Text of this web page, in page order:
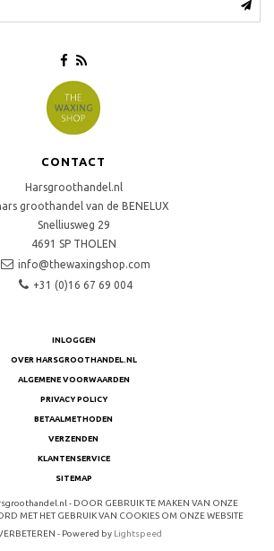
CONTACT
Harsgroothandel.nl
groothandel van de BENELUX
Snelliusweg 29
4691 SP THOLEN
info@thewaxingshop.com
+31 (0)16 67 69 004
INLOGGEN
OVER HARSGROOTHANDEL.NL
ALGEMENE VOORWAARDEN
PRIVACY POLICY
BETAALMETHODEN
VERZENDEN
KLANTENSERVICE
SITEMAP
- DOOR GEBRUIK TE MAKEN VAN ONZE
MET HET GEBRUIK VAN COOKIES OM ONZE WEBSITE
- Powered by Lightspeed